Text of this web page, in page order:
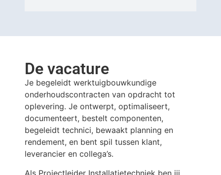
De vacature
Je begeleidt werktuigbouwkundige
onderhoudscontracten van opdracht tot
oplevering. Je ontwerpt, optimaliseert,
documenteert, bestelt componenten,
begeleidt technici, bewaakt planning en
rendement, en bent spil tussen klant,
leverancier en collega’s.
Als Projectleider Installatietechniek ben jij